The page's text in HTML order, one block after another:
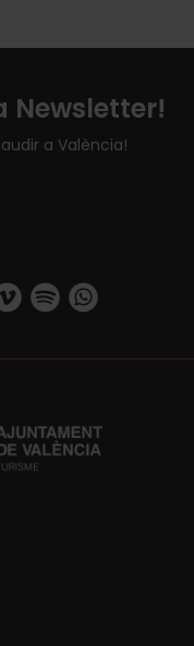
Newsletter!
a València!
visit_valencia/
user/
twitter.com/
vimeo.com/
https://https://api.whatsapp.com/